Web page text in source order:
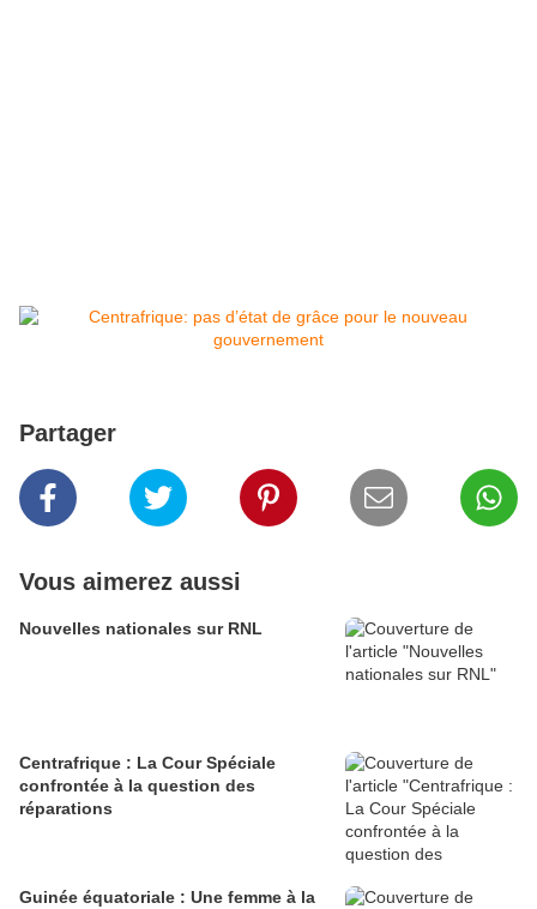
Partager
Vous aimerez aussi
Nouvelles nationales sur RNL
Centrafrique : La Cour Spéciale
confrontée à la question des
réparations
Guinée équatoriale : Une femme à la